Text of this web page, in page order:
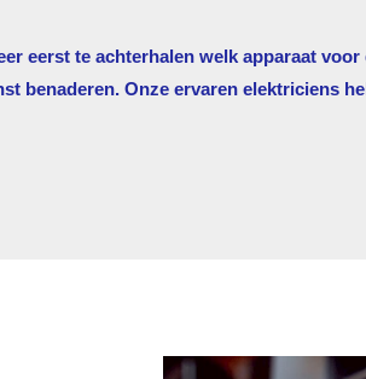
eerst te achterhalen welk apparaat
benaderen. Onze ervaren elektriciens